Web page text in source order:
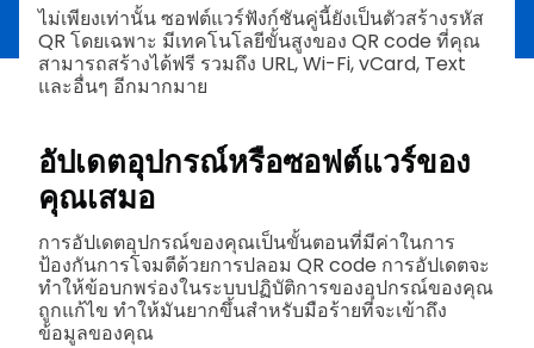
ไม่เพียงเท่านั้น ซอฟต์แวร์ฟังก์ชันคู่นี้ยังเป็นตัวสร้างรหัส
QR โดยเฉพาะ มีเทคโนโลยีขั้นสูงของ QR code ที่คุณ
สามารถสร้างได้ฟรี รวมถึง URL, Wi-Fi, vCard, Text
และอื่นๆ อีกมากมาย
อัปเดตอุปกรณ์หรือซอฟต์แวร์ของ
คุณเสมอ
การอัปเดตอุปกรณ์ของคุณเป็นขั้นตอนที่มีค่าในการ
ป้องกันการโจมตีด้วยการปลอม QR code การอัปเดตจะ
ทำให้ข้อบกพร่องในระบบปฏิบัติการของอุปกรณ์ของคุณ
ถูกแก้ไข ทำให้มันยากขึ้นสำหรับมือร้ายที่จะเข้าถึง
ข้อมูลของคุณ